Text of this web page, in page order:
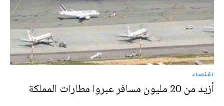
اقتصاد
أزيد من 20 مليون مسافر عبروا مطارات المملكة